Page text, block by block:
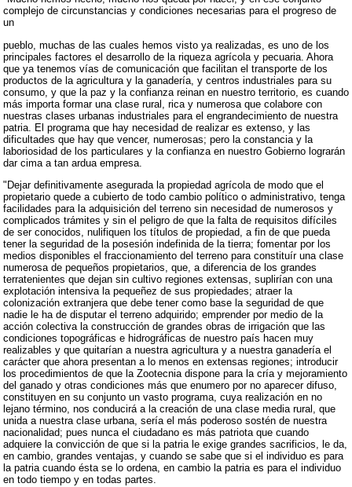
complejo de circunstancias y condiciones necesarias para el progreso de
un
pueblo, muchas de las cuales hemos visto ya realizadas, es uno de los
principales factores el desarrollo de la riqueza agrícola y pecuaria. Ahora
que ya tenemos vías de comunicación que facilitan el transporte de los
productos de la agricultura y la ganadería, y centros industriales para su
consumo, y que la paz y la confianza reinan en nuestro territorio, es cuando
más importa formar una clase rural, rica y numerosa que colabore con
nuestras clases urbanas industriales para el engrandecimiento de nuestra
patria. El programa que hay necesidad de realizar es extenso, y las
dificultades que hay que vencer, numerosas; pero la constancia y la
laboriosidad de los particulares y la confianza en nuestro Gobierno lograrán
dar cima a tan ardua empresa.
"Dejar definitivamente asegurada la propiedad agrícola de modo que el
propietario quede a cubierto de todo cambio político o administrativo, tenga
facilidades para la adquisición del terreno sin necesidad de numerosos y
complicados trámites y sin el peligro de que la falta de requisitos difíciles
de ser conocidos, nulifiquen los títulos de propiedad, a fin de que pueda
tener la seguridad de la posesión indefinida de la tierra; fomentar por los
medios disponibles el fraccionamiento del terreno para constituír una clase
numerosa de pequeños propietarios, que, a diferencia de los grandes
terratenientes que dejan sin cultivo regiones extensas, suplirían con una
explotación intensiva la pequeñez de sus propiedades; atraer la
colonización extranjera que debe tener como base la seguridad de que
nadie le ha de disputar el terreno adquirido; emprender por medio de la
acción colectiva la construcción de grandes obras de irrigación que las
condiciones topográficas e hidrográficas de nuestro país hacen muy
realizables y que quitarían a nuestra agricultura y a nuestra ganadería el
carácter que ahora presentan a lo menos en extensas regiones; introducir
los procedimientos de que la Zootecnia dispone para la cría y mejoramiento
del ganado y otras condiciones más que enumero por no aparecer difuso,
constituyen en su conjunto un vasto programa, cuya realización en no
lejano término, nos conducirá a la creación de una clase media rural, que
unida a nuestra clase urbana, sería el más poderoso sostén de nuestra
nacionalidad; pues nunca el ciudadano es más patriota que cuando
adquiere la convicción de que si la patria le exige grandes sacrificios, le da,
en cambio, grandes ventajas, y cuando se sabe que si el individuo es para
la patria cuando ésta se lo ordena, en cambio la patria es para el individuo
en todo tiempo y en todas partes.